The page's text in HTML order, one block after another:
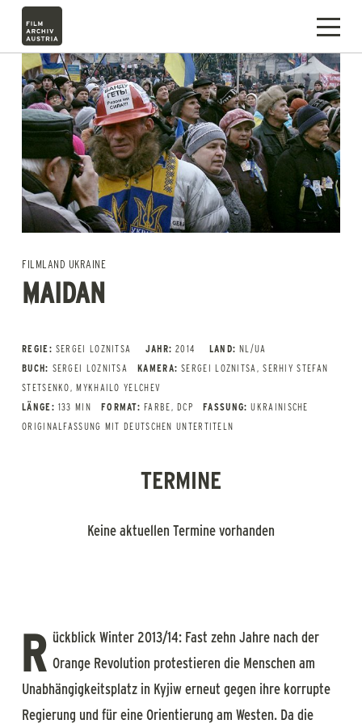
FILMLAND UKRAINE
MAIDAN
REGIE: SERGEI LOZNITSA JAHR: 2014 LAND: NL/UA
BUCH: SERGEI LOZNITSA KAMERA: SERGEI LOZNITSA, SERHIY STEFAN
STETSENKO, MYKHAILO YELCHEV
LÄNGE: 133 MIN FORMAT: FARBE, DCP FASSUNG: UKRAINISCHE
ORIGINALFASSUNG MIT DEUTSCHEN UNTERTITELN
TERMINE
Keine aktuellen Termine vorhanden
R ückblick Winter 2013/14: Fast zehn Jahre nach der
Orange Revolution protestieren die Menschen am
Unabhängigkeitsplatz in Kyjiw erneut gegen ihre korrupte
Regierung und für eine Orientierung am Westen. Da die